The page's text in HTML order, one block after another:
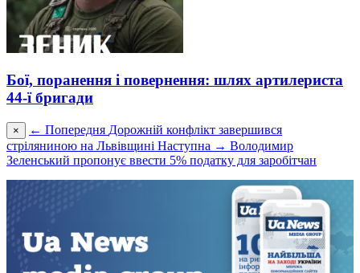
Бої, поранення і повернення: шлях артилериста
44-ї бригади
× ← Попередня Дорожній конфлікт завершився
стріляниною на Львівщині Наступна → Володимир
Зеленський пропонує ввести 5% податку для заробітчан